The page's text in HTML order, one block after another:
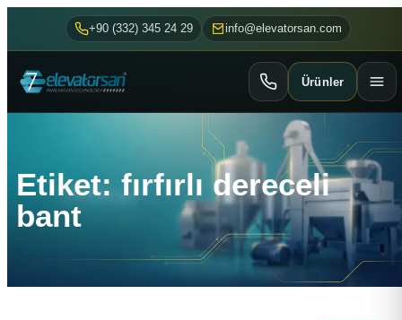
+90 (332) 345 24 29 info@elevatorsan.com
Ürünler
Etiket: fırfırlı dereceli
bant